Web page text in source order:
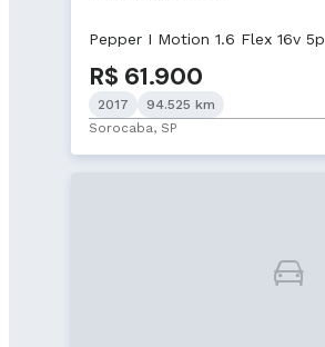
Pepper I Motion 1.6 Flex 16v 5p
R$ 61.900
2017
94.525 km
Sorocaba, SP